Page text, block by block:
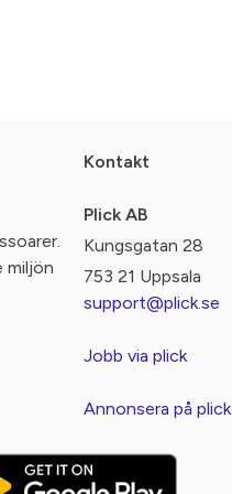
miljön
Kontakt
Plick AB
Kungsgatan 28
753 21 Uppsala
support@plick.se
Jobb via plick
Annonsera på plick